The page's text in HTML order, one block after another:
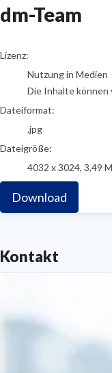
dm-Team
go to media item
Lizenz:
Nutzung in Medien
Die Inhalte können
Dateiformat:
.jpg
Dateigröße:
4032 x 3024, 3,49
Download
Kontakt